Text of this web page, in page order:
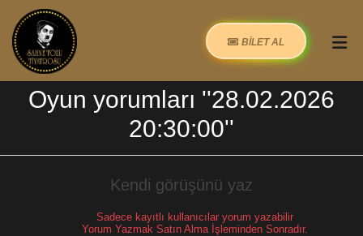
BİLET AL
Oyun yorumları
28.02.2026
20:30:00
Kendi görüşünü yaz
Sadece kayıtlı kullanıcılar yorum yazabilir
Yorum Yazmak Satın Alma İşleminden Sonradır.